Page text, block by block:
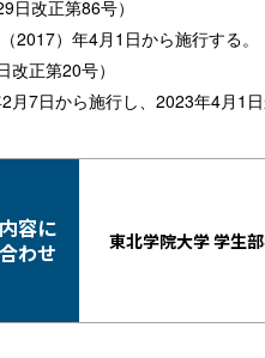
日改正第86号）
2017）年4月1日から施行する。
改正第20号）
月7日から施行し、2023年4月1日
容に
わせ
東北学院大学 学生